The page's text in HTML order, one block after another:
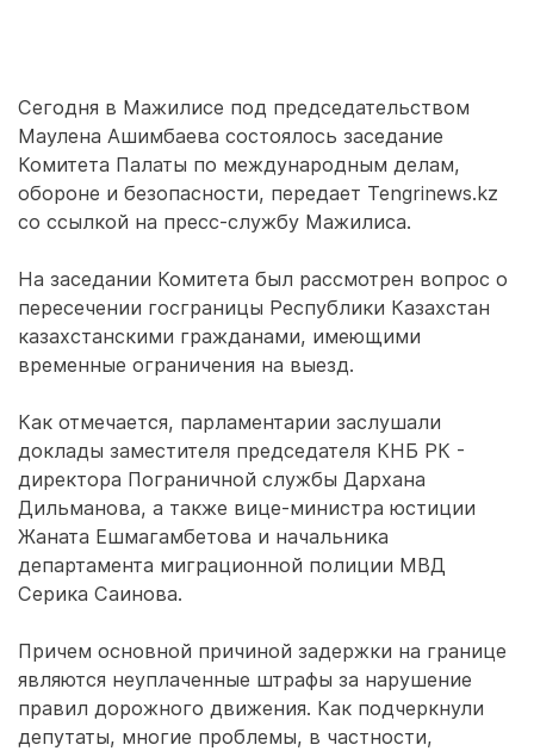
Сегодня в Мажилисе под председательством
Маулена Ашимбаева состоялось заседание
Комитета Палаты по международным делам,
обороне и безопасности, передает Tengrinews.kz
со ссылкой на пресс-службу Мажилиса.
На заседании Комитета был рассмотрен вопрос о
пересечении госграницы Республики Казахстан
казахстанскими гражданами, имеющими
временные ограничения на выезд.
Как отмечается, парламентарии заслушали
доклады заместителя председателя КНБ РК -
директора Пограничной службы Дархана
Дильманова, а также вице-министра юстиции
Жаната Ешмагамбетова и начальника
департамента миграционной полиции МВД
Серика Саинова.
Причем основной причиной задержки на границе
являются неуплаченные штрафы за нарушение
правил дорожного движения. Как подчеркнули
депутаты, многие проблемы, в частности,